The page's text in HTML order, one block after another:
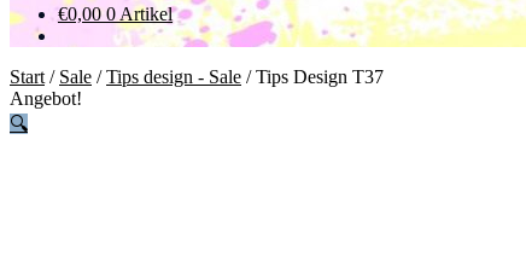
€0,00 0 Artikel
Start / Sale /Tips design - Sale /Tips Design T37
Angebot!
🔍